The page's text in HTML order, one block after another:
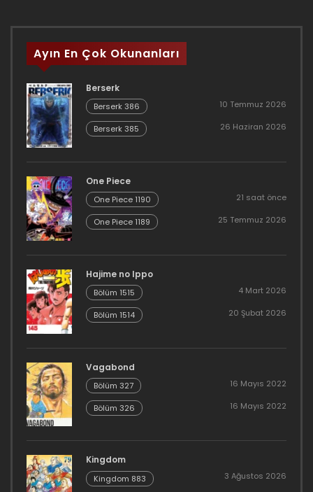
Ayın En Çok Okunanları
Berserk
Berserk 386 10 Temmuz 2026
Berserk 385 26 Haziran 2026
One Piece
One Piece 1190 21 saat önce
One Piece 1189 25 Temmuz 2026
Hajime no Ippo
Bölüm 1515 4 Mart 2026
Bölüm 1514 20 Şubat 2026
Vagabond
Bölüm 327 16 Mayıs 2022
Bölüm 326 16 Mayıs 2022
Kingdom
Kingdom 883 3 Ağustos 2026